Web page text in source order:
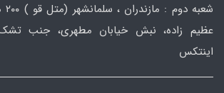
عظیم زاده، نبش خیابان مطهری، جنب تشک
اینتکس